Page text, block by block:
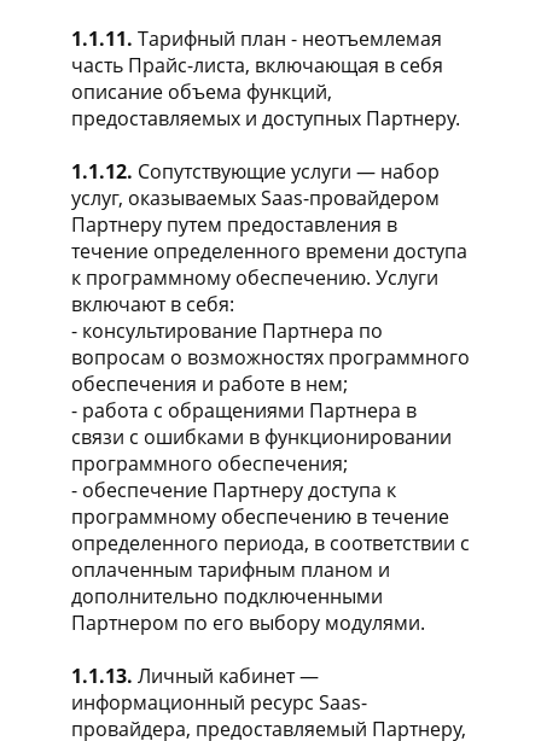
1.1.11. Тарифный план - неотъемлемая
часть Прайс-листа, включающая в себя
описание объема функций,
предоставляемых и доступных Партнеру.
1.1.12. Сопутствующие услуги — набор
услуг, оказываемых Saas-провайдером
Партнеру путем предоставления в
течение определенного времени доступа
к программному обеспечению. Услуги
включают в себя:
- консультирование Партнера по
вопросам о возможностях программного
обеспечения и работе в нем;
- работа с обращениями Партнера в
связи с ошибками в функционировании
программного обеспечения;
- обеспечение Партнеру доступа к
программному обеспечению в течение
определенного периода, в соответствии с
оплаченным тарифным планом и
дополнительно подключенными
Партнером по его выбору модулями.
1.1.13. Личный кабинет —
информационный ресурс Saas-
провайдера, предоставляемый Партнеру,